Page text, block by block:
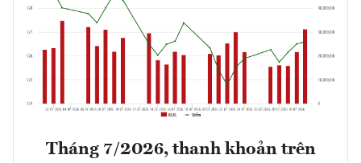
Tháng 7/2026, thanh khoản trên